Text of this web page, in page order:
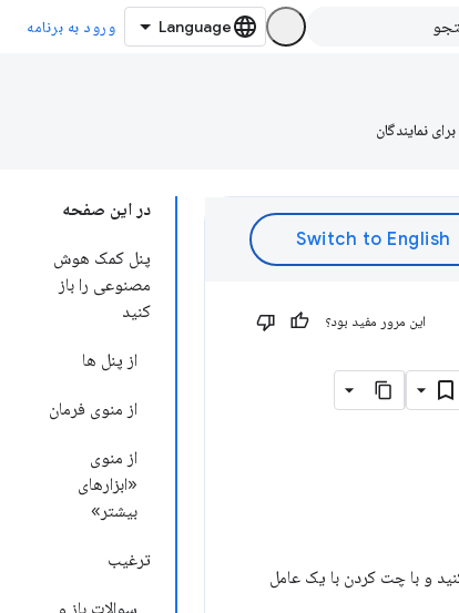
ورود به برنامه
برای نمایندگان
در این صفحه
پنل کمک هوش
مصنوعی را باز
کنید
از پنل ها
از منوی فرمان
از منوی
«ابزارهای
بیشتر»
ترغیب
سوالات باز و
این مرور مفید بود؟
و با چت کردن با یک عامل